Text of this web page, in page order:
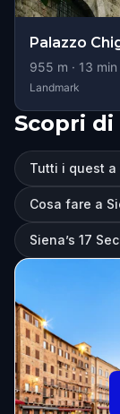
Palazzo
955 m · 13
Landmark
Scopri di
Tutti i quest a
Cosa fare a
Siena’s 17